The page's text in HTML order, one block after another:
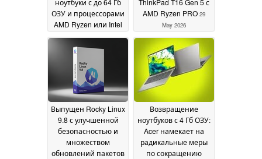
ноутбуки с до 64 Гб
ОЗУ и процессорами
AMD Ryzen или Intel
29 May 2026
ThinkPad T16 Gen 5 с
AMD Ryzen PRO 29
May 2026
Выпущен Rocky Linux
9.8 с улучшенной
безопасностью и
множеством
обновлений пакетов
Возвращение
ноутбуков с 4 Гб ОЗУ:
Acer намекает на
радикальные меры
по сокращению